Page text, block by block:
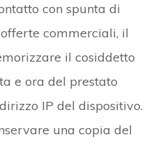
con spunta di
commerciali, il
il cosiddetto
e ora del prestato
IP del dispositivo.
una copia del